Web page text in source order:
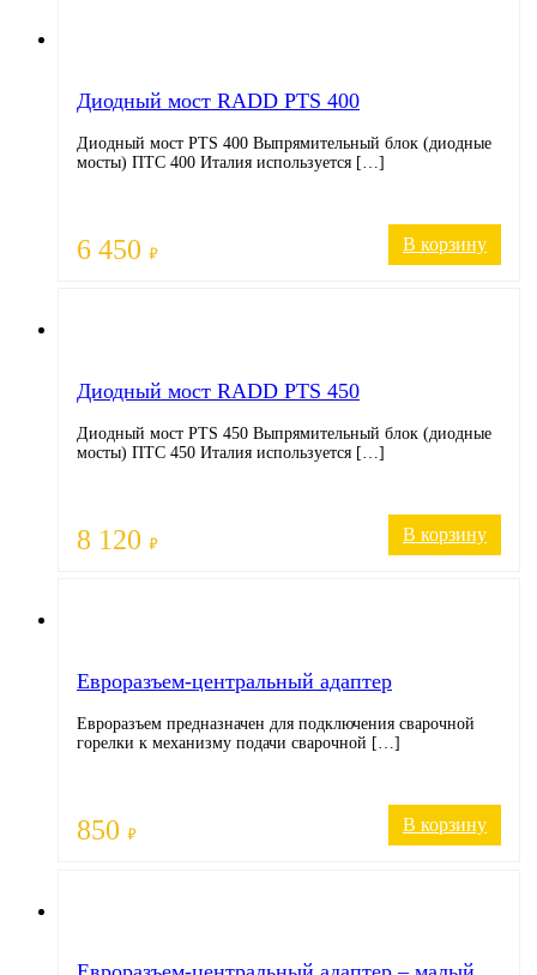
Диодный мост RADD PTS 400
6 450 ₽
Диодный мост PTS 400 Выпрямительный блок (диодные
мосты) ПТС 400 Италия используется […]
В корзину
Диодный мост RADD PTS 450
8 120 ₽
Диодный мост PTS 450 Выпрямительный блок (диодные
мосты) ПТС 450 Италия используется […]
В корзину
Евроразъем-центральный адаптер
850 ₽
Евроразъем предназначен для подключения сварочной
горелки к механизму подачи сварочной […]
В корзину